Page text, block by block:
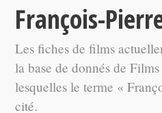
François-
Les fiches de films
la base de donnés de
lesquelles le terme «
cité.